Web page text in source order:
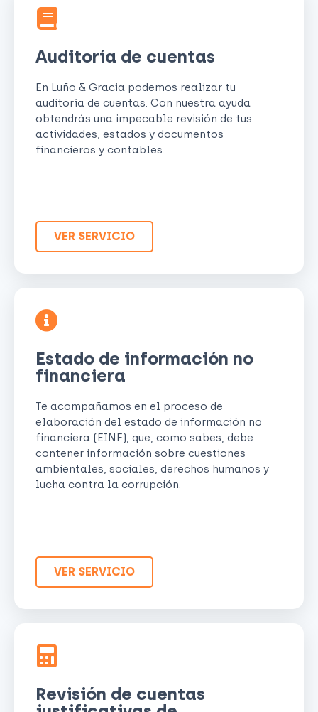
Auditoría de cuentas
En Luño & Gracia podemos realizar tu
auditoría de cuentas. Con nuestra ayuda
obtendrás una impecable revisión de tus
actividades, estados y documentos
financieros y contables.
VER SERVICIO
Estado de información no
financiera
Te acompañamos en el proceso de
elaboración del estado de información no
financiera (EINF), que, como sabes, debe
contener información sobre cuestiones
ambientales, sociales, derechos humanos y
lucha contra la corrupción.
VER SERVICIO
Revisión de cuentas